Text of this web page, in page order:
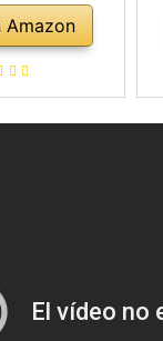
Amazon